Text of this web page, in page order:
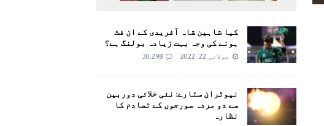
کیا شاہین شاہ آفریدی کے ان فٹ
ہونے کی وجہ بہت زیادہ بولنگ ہے؟
جولائی 22, 2022 30,298
نیوٹران ستارے: نئی خلائی دوربین
سے دو مردہ سورجوں کے تصادم کا
نظارہ